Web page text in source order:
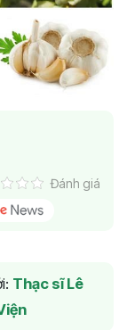
Đánh giá
Thạc sĩ Lê